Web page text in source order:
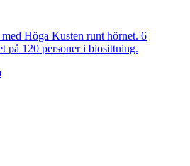
Höga Kusten runt hörnet. 6
på 120 personer i biosittning.